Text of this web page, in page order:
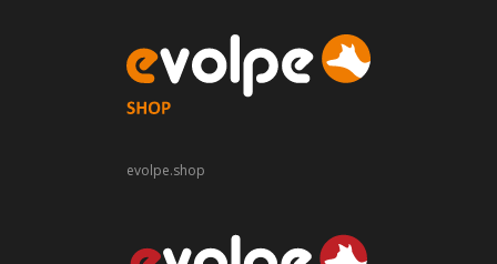
evolpe.shop